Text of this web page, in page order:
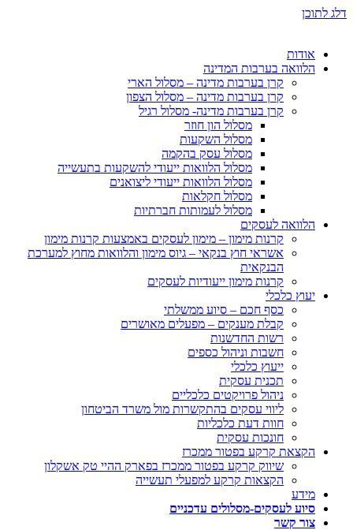
דלג לתוכן
אודות
הלוואה בערבות המדינה
קרן בערבות מדינה – מסלול הארי
קרן בערבות מדינה – מסלול הצפון
קרן בערבות מדינה- מסלול רגיל
מסלול הון חוזר
מסלול השקעות
מסלול עסק בהקמה
מסלול הלוואות ייעודי להשקעות בתעשייה
מסלול הלוואות ייעודי ליצואנים
מסלול חקלאות
מסלול לעמותות חברתיות
הלוואה לעסקים
קרנות מימון – מימון לעסקים באמצעות קרנות מימון
אשראי חוץ בנקאי – גיוס מימון והלוואות מחוץ למערכת
הבנקאית
קרנות מימון ייעודיות לעסקים
יעוץ כלכלי
כסף חכם – סיוע ממשלתי
קבלת מענקים – מפעלים מאושרים
רשות החדשנות
חשבות וניהול כספים
ייעוץ כלכלי
תכנית עסקית
ניהול פרויקטים כלכליים
ליווי עסקים בהתקשרות מול משרד הביטחון
חוות דעת כלכליות
חונכות עסקית
הקצאת קרקע בפטור ממכרז
שיווק קרקע בפטור ממכרז בפארק ההיי טק אשקלון
הקצאות קרקע למפעלי תעשייה
מידע
סיוע לעסקים-מסלולים עדכניים
צור קשר